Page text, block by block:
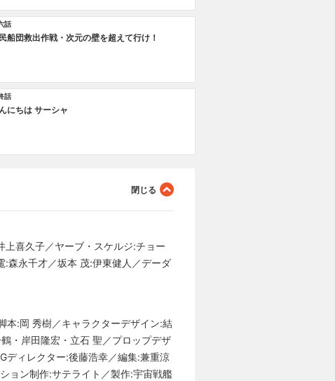
話
船団救出作戦・次元の壁を超えて行け！
話
にちは サーシャ
喜久子／ヤーブ・スケルジ:チョー
:森永千才／坂本 茂:伊東健人／デーダ
本:岡 秀樹／キャラクターデザイン:結
・岸田隆宏・立石 聖／プロップデザ
ディレクター:後藤浩幸／編集:兼重涼
ョン制作:サテライト／製作:宇宙戦艦